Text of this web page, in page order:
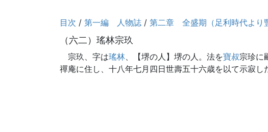
目次 / 第一編 人物誌 / 第二章 全盛期（足利時代より
（六二）瑤林宗玖
宗玖、字は瑤林、【堺の人】堺の人。法を寶叔宗珍に
禪庵に住し、十八年七月四日世壽五十六歳を以て示寂し